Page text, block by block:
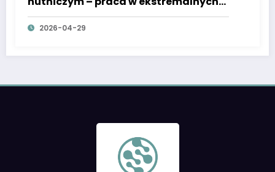
temperaturach
2026-04-29